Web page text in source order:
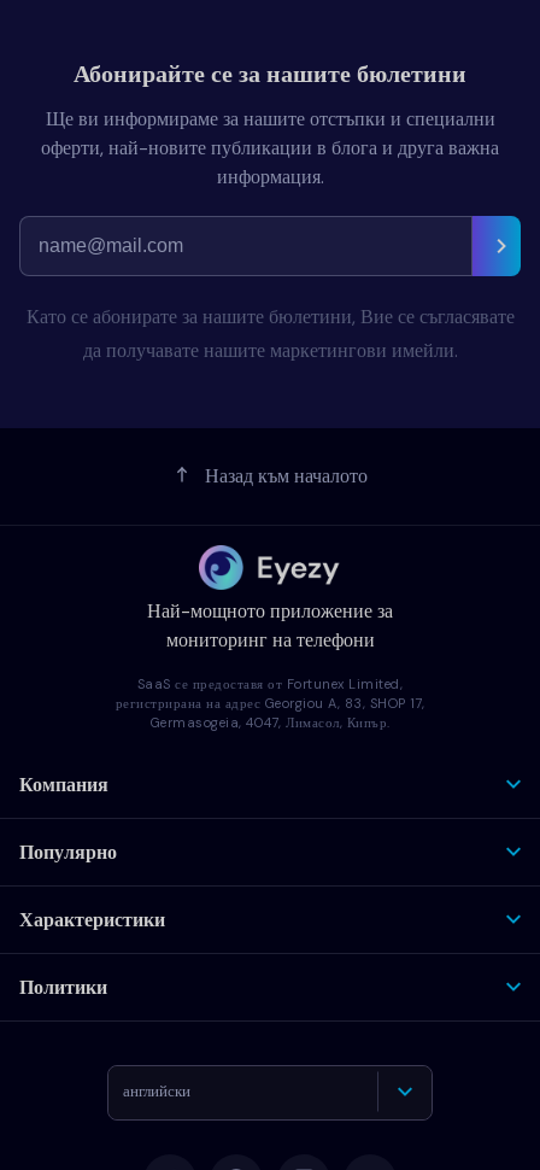
Абонирайте се за нашите бюлетини
Ще ви информираме за нашите отстъпки и специални
оферти, най-новите публикации в блога и друга важна
информация.
Като се абонирате за нашите бюлетини, Вие се съгласявате
да получавате нашите маркетингови имейли.
Назад към началото
Най-мощното приложение за
мониторинг на телефони
SaaS се предоставя от Fortunex Limited,
регистрирана на адрес Georgiou A, 83, SHOP 17,
Germasogeia, 4047, Лимасол, Кипър.
Компания
Популярно
Характеристики
Политики
английски